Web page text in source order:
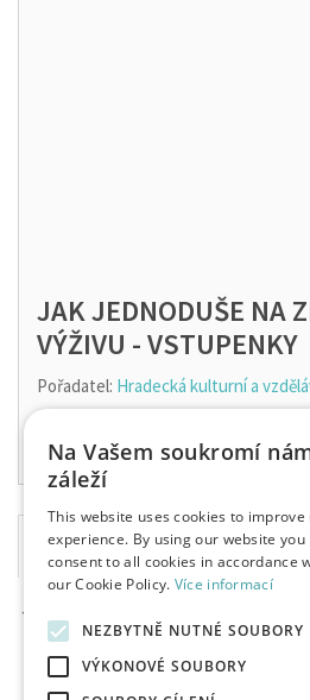
JAK JEDNODUŠE NA
VÝŽIVU - VSTUPENKY
Pořadatel: Hradecká kulturní a
Je nám líto, ale momentálně nejsou v
Na Vašem soukromí
záleží
This website uses cookies to improve
experience. By using our website you
consent to all cookies in accordance
our Cookie Policy. Více informací
NEZBYTNĚ NUTNÉ SOUBORY
VÝKONOVÉ SOUBORY